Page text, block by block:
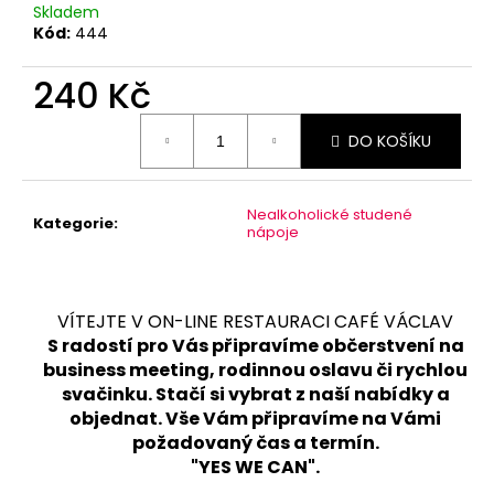
Skladem
Kód: 444
240 Kč
DO KOŠÍKU
Kategorie:
Nealkoholické studené
nápoje
VÍTEJTE V ON-LINE RESTAURACI CAFÉ VÁCLAV
S radostí pro Vás připravíme občerstvení na
business meeting, rodinnou oslavu či rychlou
svačinku. Stačí si vybrat z naší nabídky a
objednat. Vše Vám připravíme na Vámi
požadovaný čas a termín.
"YES WE CAN".